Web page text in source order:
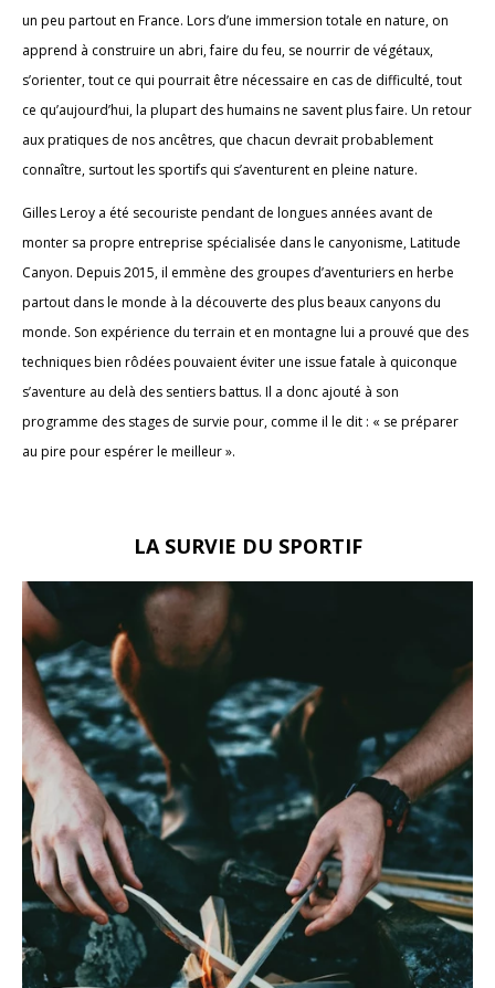
un peu partout en France. Lors d’une immersion totale en nature, on
apprend à construire un abri, faire du feu, se nourrir de végétaux,
s’orienter, tout ce qui pourrait être nécessaire en cas de difficulté, tout
ce qu’aujourd’hui, la plupart des humains ne savent plus faire. Un retour
aux pratiques de nos ancêtres, que chacun devrait probablement
connaître, surtout les sportifs qui s’aventurent en pleine nature.
Gilles Leroy a été secouriste pendant de longues années avant de
monter sa propre entreprise spécialisée dans le canyonisme, Latitude
Canyon. Depuis 2015, il emmène des groupes d’aventuriers en herbe
partout dans le monde à la découverte des plus beaux canyons du
monde. Son expérience du terrain et en montagne lui a prouvé que des
techniques bien rôdées pouvaient éviter une issue fatale à quiconque
s’aventure au delà des sentiers battus. Il a donc ajouté à son
programme des stages de survie pour, comme il le dit : « se préparer
au pire pour espérer le meilleur ».
LA SURVIE DU SPORTIF